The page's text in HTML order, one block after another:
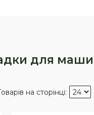
для